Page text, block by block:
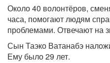
Около 40 волонтёров,
часа, помогают людям
проблемами. Отвечают на
Сын Таэко Ватанабэ
Ему было 29 лет.